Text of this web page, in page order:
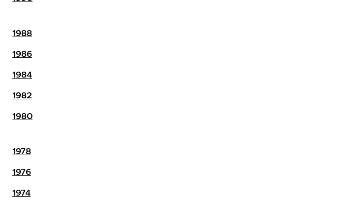
1988
1986
1984
1982
1980
1978
1976
1974